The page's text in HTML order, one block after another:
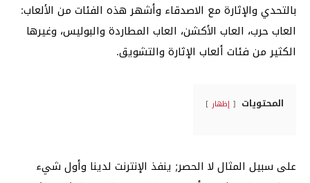
بالتحدي والإثارة مع الاصدقاء وأشهر هذه الفئات من الألعاب:
العاب حرب، العاب الأكشن، العاب المطاردة والبوليس، وغيرها
الكثير من فئات ألعاب الإثارة والتشويق.
المحتويات إظهار
على سبيل المثال لا الحصر; ينفذ الإنترنت لدينا وأول شيء